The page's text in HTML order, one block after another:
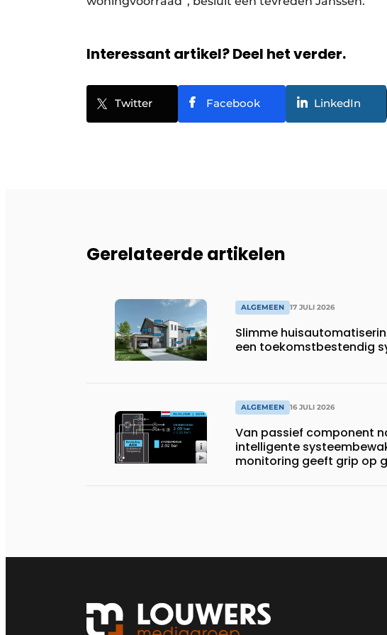
Interessant artikel? Deel het verder.
Twitter Facebook LinkedIn
Gerelateerde artikelen
ALGEMEEN 17 JULI 2026
Slimme
een toekomstbestendig
ALGEMEEN 16 JULI 2026
Van passief component
intelligente
monitoring geeft grip op